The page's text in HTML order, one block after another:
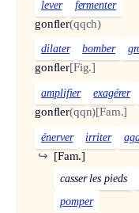
lever fermenter
gonfler(qqch)
dilater bomber
gonfler[Fig.]
amplifier exagérer
gonfler(qqn)[Fam.]
énerver irriter
[Fam.]
↪
casser les pieds
pomper